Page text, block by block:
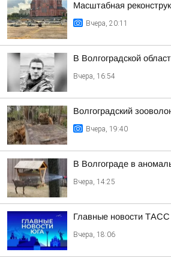
Масштабная
Вчера, 20:11
В Волгоградской
Вчера, 16:54
Волгоградский
Вчера, 19:40
В Волгограде в
Вчера, 14:25
Главные новости ТАСС
Вчера, 18:06